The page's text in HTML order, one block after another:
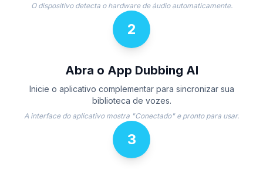
O dispositivo detecta o hardware de áudio automaticamente.
2
Abra o App Dubbing AI
Inicie o aplicativo complementar para sincronizar sua
biblioteca de vozes.
A interface do aplicativo mostra "Conectado" e pronto para usar.
3